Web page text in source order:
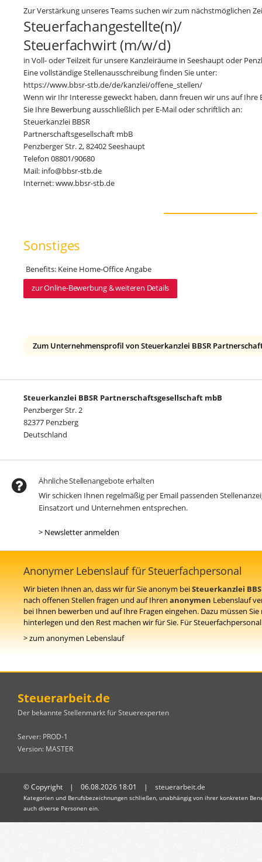
Zur Verstärkung unseres Teams suchen wir zum nächstmöglichen
Steuerfachangestellte(n)/
Steuerfachwirt (m/w/d)
in Voll- oder Teilzeit für unsere Kanzleiräume in Seeshaupt oder
Eine vollständige Stellenausschreibung finden Sie unter:
https://www.bbsr-stb.de/de/kanzlei/offene_stellen/
Wenn wir Ihr Interesse geweckt haben, dann freuen wir uns auf
Sie Ihre Bewerbung ausschließlich per E-Mail oder schriftlich an:
Steuerkanzlei BBSR
Partnerschaftsgesellschaft mbB
Penzberger Str. 2, 82402 Seeshaupt
Telefon 08801/90680
Mail: info@bbsr-stb.de
Internet: www.bbsr-stb.de
Sonstiges
Benefits: Keine Home-Office Angabe
zur Online-Bewerbung & weiteren Details
Zum Unternehmensprofil von Steuerkanzlei BBSR
Steuerkanzlei BBSR Partnerschaftsgesellschaft mbB
Penzberger Str. 2
82377 Penzberg
Deutschland
Ähnliche Stellenangebote erhalten
Wir schicken Ihnen regelmäßig per Email passenden
Einsatzort und Unternehmen entsprechen.
> Newsletter anmelden
Anonymer Lebenslauf für Steuerfachpersonal
Wir bieten Ihnen an, dass wir für Sie anonym beiSteuerkanzlei
nach offenen Stellen fragen und auf Ihren anonymen Lebenslauf
bei Ihnen bewerben und auf Ihre Fragen eingehen. Dazu müssen
hinterlegen und den Rest machen wir für Sie. Für
> zum anonymen Lebenslauf
Steuerarbeit.de
Der bekannte Stellenmarkt für Steuerexperten
Server: PROD-1
Version: MASTER
© Copyright | 06.08.2026 18:01 | steuerarbeit.de
Kategorien und Berufsbezeichnungen schließen, unabhängig von ihrer konkreten
auch diverse Personen ein.